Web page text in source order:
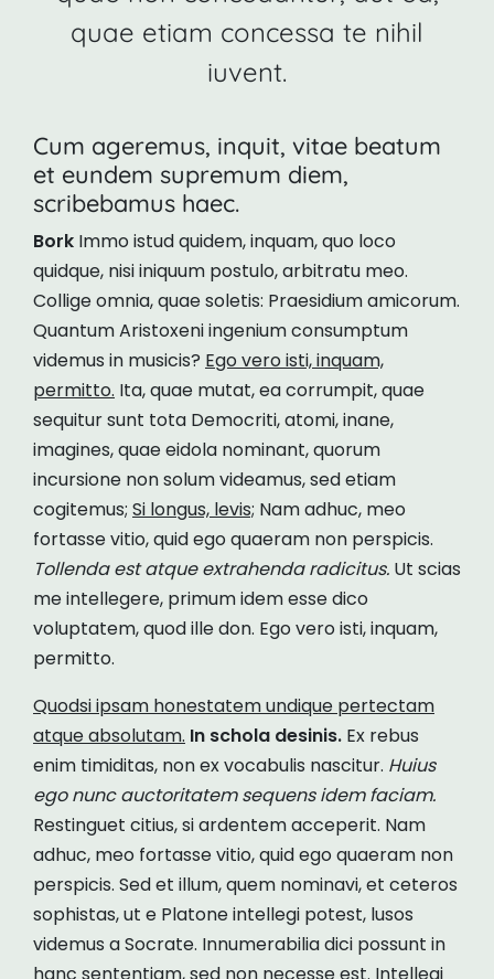
quae etiam concessa te nihil
iuvent.
Cum ageremus, inquit, vitae beatum
et eundem supremum diem,
scribebamus haec.
Bork Immo istud quidem, inquam, quo loco
quidque, nisi iniquum postulo, arbitratu meo.
Collige omnia, quae soletis: Praesidium amicorum.
Quantum Aristoxeni ingenium consumptum
videmus in musicis? Ego vero isti, inquam,
permitto. Ita, quae mutat, ea corrumpit, quae
sequitur sunt tota Democriti, atomi, inane,
imagines, quae eidola nominant, quorum
incursione non solum videamus, sed etiam
cogitemus; Si longus, levis; Nam adhuc, meo
fortasse vitio, quid ego quaeram non perspicis.
Tollenda est atque extrahenda radicitus. Ut scias
me intellegere, primum idem esse dico
voluptatem, quod ille don. Ego vero isti, inquam,
permitto.
Quodsi ipsam honestatem undique pertectam
atque absolutam. In schola desinis. Ex rebus
enim timiditas, non ex vocabulis nascitur. Huius
ego nunc auctoritatem sequens idem faciam.
Restinguet citius, si ardentem acceperit. Nam
adhuc, meo fortasse vitio, quid ego quaeram non
perspicis. Sed et illum, quem nominavi, et ceteros
sophistas, ut e Platone intellegi potest, lusos
videmus a Socrate. Innumerabilia dici possunt in